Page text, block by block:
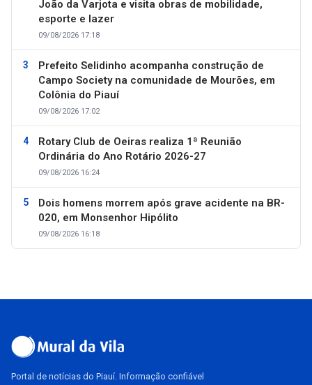
João da Varjota e visita obras de mobilidade,
esporte e lazer
09/08/2026 17:18
Prefeito Selidinho acompanha construção de
Campo Society na comunidade de Mourões, em
Colônia do Piauí
09/08/2026 17:02
Rotary Club de Oeiras realiza 1ª Reunião
Ordinária do Ano Rotário 2026-27
09/08/2026 16:24
Dois homens morrem após grave acidente na BR-
020, em Monsenhor Hipólito
09/08/2026 16:18
Portal de notícias do Piauí. Informação confiável